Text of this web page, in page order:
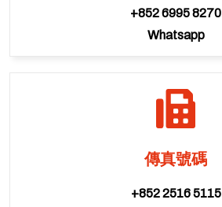
+852 6995 8270
Whatsapp
傳真號碼
+852 2516 5115